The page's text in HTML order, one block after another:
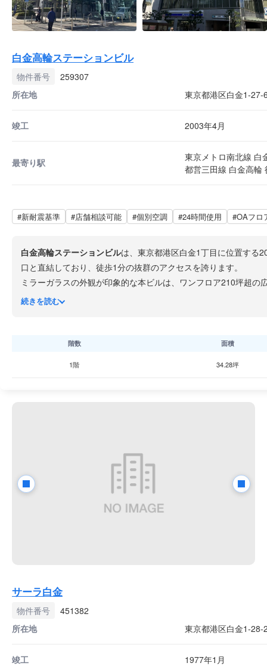
白金高輪ステーションビル
物件番号
259307
所在地
東京都港区白金1-27-
竣工 2003年4月
最寄り駅
東京メトロ南北線 白
都営三田線 白金高輪
#新耐震基準 #店舗相談可能 #個別空調 #24時間使用 #OAフロ
白金高輪ステーションビルは、東京都港区白金1丁目に位置する
口と直結しており、徒歩1分の抜群のアクセスを誇ります。
ミラーガラスの外観が印象的な本ビルは、ワンフロア210坪超
空調、OAフロア、男女別トイレを完備しています。エレベータ
続きを読む
階数 面積
1階 34.28坪
サーラ白金
物件番号
451382
所在地
東京都港区白金1-28-
竣工 1977年1月